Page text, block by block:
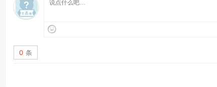
0 条